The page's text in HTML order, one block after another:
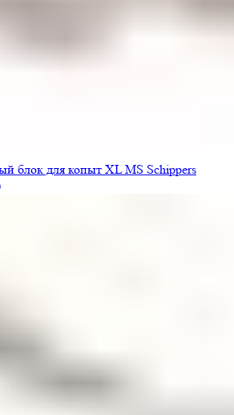
блок для копыт XL MS Schippers